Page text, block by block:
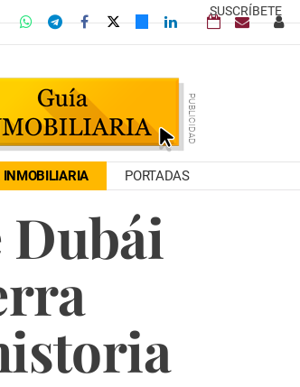
SUSCRÍBETE
INMOBILIARIA PORTADAS
Dubái